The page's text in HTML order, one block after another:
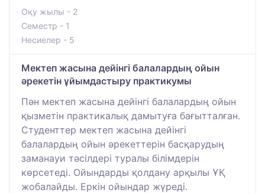
Оқу жылы - 2
Семестр - 1
Несиелер - 5
Мектеп жасына дейінгі балалардың ойын
әрекетін ұйымдастыру практикумы
Пән мектеп жасына дейінгі балалардың ойын
қызметін практикалық дамытуға бағытталған.
Студенттер мектеп жасына дейінгі
балалардың ойын әрекеттерін басқарудың
заманауи тәсілдері туралы білімдерін
көрсетеді. Ойындарды қолдану арқылы ҰҚ
жобалайды. Еркін ойындар жүреді.